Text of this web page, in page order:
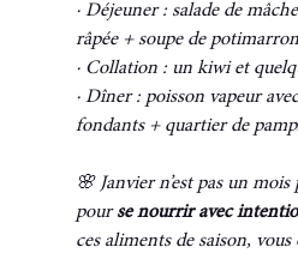
· Déjeuner : salade de
râpée + soupe de
· Collation : un kiwi et
· Dîner : poisson vapeur
fondants + quartier de
🌸 Janvier n’est pas un
pour se nourrir avec
ces aliments de saison,